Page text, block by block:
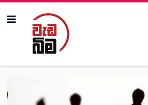
All Stories